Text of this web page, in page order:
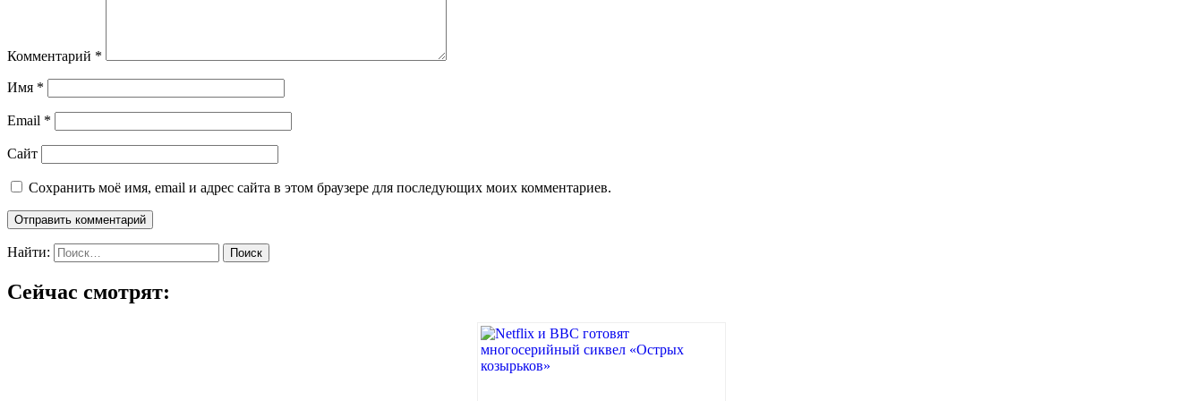
Комментарий *
Имя *
Email *
Сайт
Сохранить моё имя, email и адрес сайта в этом браузере для последующих моих комментариев.
Найти:
Сейчас смотрят: